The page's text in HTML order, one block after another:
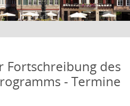
Fortschreibung des
- Termine